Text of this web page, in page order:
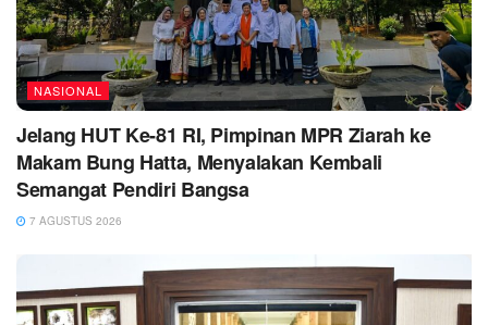
NASIONAL
Jelang HUT Ke-81 RI, Pimpinan MPR Ziarah ke
Makam Bung Hatta, Menyalakan Kembali
Semangat Pendiri Bangsa
7 AGUSTUS 2026